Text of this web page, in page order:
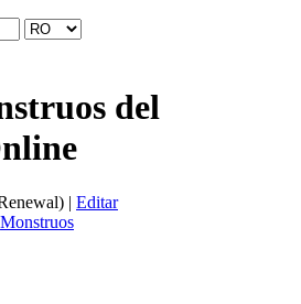
del
| Editar
Monstruos